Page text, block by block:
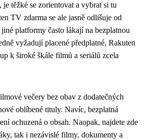
je těžké se zorientovat a vybrat si tu
TV zdarma se ale jasně odlišuje od
platformy často lákají na bezplatnou
vyžadují placené předplatné, Rakuten
k široké škále filmů a seriálů zcela
večery bez obav z dodatečných
oblíbené tituly. Navíc, bezplatná
ochuzená o obsah. Naopak, najdete zde
tak i nezávislé filmy, dokumenty a